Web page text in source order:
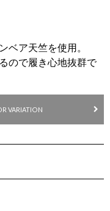
ベア天竺を使用。
ので履き心地抜群で
VARIATION